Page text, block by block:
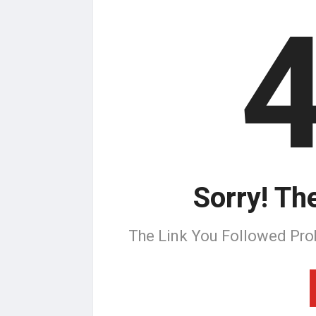
Sorry!
The Link You Followed